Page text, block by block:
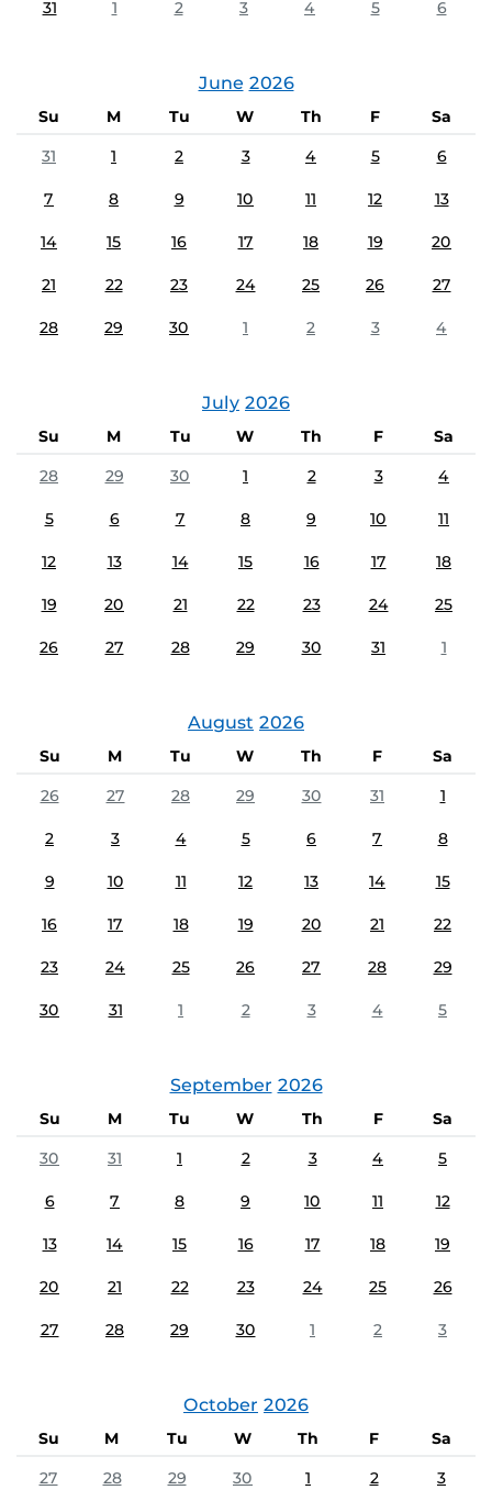
31 1 2 3 4 5 6
June 2026
Su M Tu W Th F
Sa
31
1 2 3 4 5 6
7 8 9 10 11 12 13
14 15 16 17 18 19 20
21 22 23 24 25 26 27
28 29 30 1 2 3 4
July 2026
Su M Tu W Th F
Sa
28
29 30 1 2 3 4
5 6 7 8 9 10 11
12 13 14 15 16 17 18
19 20 21 22 23 24 25
26 27 28 29 30 31 1
August 2026
Su M Tu W Th F
Sa
26
27 28 29 30 31 1
2 3 4 5 6 7 8
9 10 11 12 13 14 15
16 17 18 19 20 21 22
23 24 25 26 27 28 29
30 31 1 2 3 4 5
September 2026
Su M Tu W Th F
Sa
30
31 1 2 3 4 5
6 7 8 9 10 11 12
13 14 15 16 17 18 19
20 21 22 23 24 25 26
27 28 29 30 1 2 3
October 2026
Su M Tu W Th F
Sa
27
28 29 30 1 2 3